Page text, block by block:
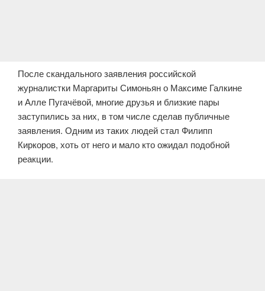
После скандального заявления российской
журналистки Маргариты Симоньян о Максиме Галкине
и Алле Пугачёвой, многие друзья и близкие пары
заступились за них, в том числе сделав публичные
заявления. Одним из таких людей стал Филипп
Киркоров, хоть от него и мало кто ожидал подобной
реакции.